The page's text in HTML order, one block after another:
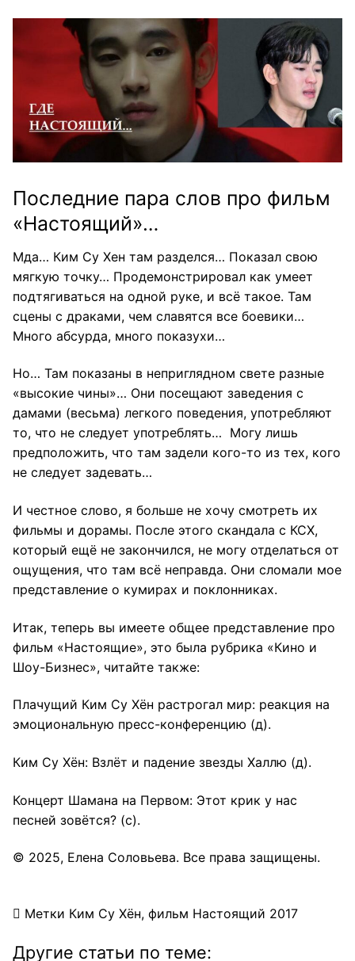
Последние пара слов про фильм
«Настоящий»…
Мда… Ким Су Хен там разделся… Показал свою
мягкую точку… Продемонстрировал как умеет
подтягиваться на одной руке, и всё такое. Там
сцены с драками, чем славятся все боевики…
Много абсурда, много показухи…
Но… Там показаны в неприглядном свете разные
«высокие чины»… Они посещают заведения с
дамами (весьма) легкого поведения, употребляют
то, что не следует употреблять… Могу лишь
предположить, что там задели кого-то из тех, кого
не следует задевать…
И честное слово, я больше не хочу смотреть их
фильмы и дорамы. После этого скандала с КСХ,
который ещё не закончился, не могу отделаться от
ощущения, что там всё неправда. Они сломали мое
представление о кумирах и поклонниках.
Итак, теперь вы имеете общее представление про
фильм «Настоящие», это была рубрика «Кино и
Шоу-Бизнес», читайте также:
Плачущий Ким Су Хëн растрогал мир: реакция на
эмоциональную пресс-конференцию (д).
Ким Су Хён: Взлёт и падение звезды Халлю (д).
Концерт Шамана на Первом: Этот крик у нас
песней зовётся? (с).
© 2025, Елена Соловьева. Все права защищены.
Метки Ким Су Хён, фильм Настоящий 2017
Другие статьи по теме: